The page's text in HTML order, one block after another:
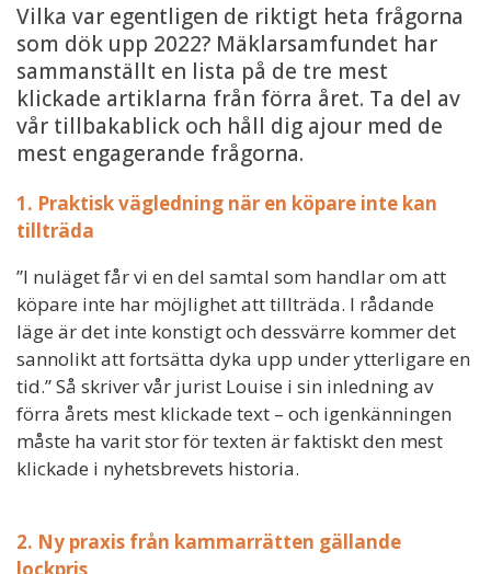
Vilka var egentligen de riktigt heta frågorna
som dök upp 2022? Mäklarsamfundet har
sammanställt en lista på de tre mest
klickade artiklarna från förra året. Ta del av
vår tillbakablick och håll dig ajour med de
mest engagerande frågorna.
1. Praktisk vägledning när en köpare inte kan
tillträda
”I nuläget får vi en del samtal som handlar om att
köpare inte har möjlighet att tillträda. I rådande
läge är det inte konstigt och dessvärre kommer det
sannolikt att fortsätta dyka upp under ytterligare en
tid.” Så skriver vår jurist Louise i sin inledning av
förra årets mest klickade text – och igenkänningen
måste ha varit stor för texten är faktiskt den mest
klickade i nyhetsbrevets historia.
2. Ny praxis från kammarrätten gällande
lockpris